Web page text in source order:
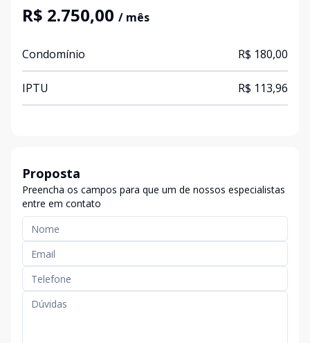
R$ 2.750,00 / mês
Condomínio R$ 180,00
IPTU R$ 113,96
Proposta
Preencha os campos para que um de nossos especialistas
entre em contato